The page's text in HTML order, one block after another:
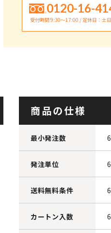
0120-16-
受付時間 9:30〜17:00 / 定休日：土
商品の仕様
最小発注数
発注単位
送料無料条件
カートン入数